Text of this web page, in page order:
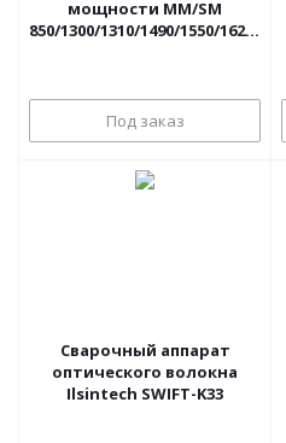
мощности MM/SM
850/1300/1310/1490/1550/1625нм,
Под заказ
Сварочный аппарат
оптического волокна
Ilsintech SWIFT-K33